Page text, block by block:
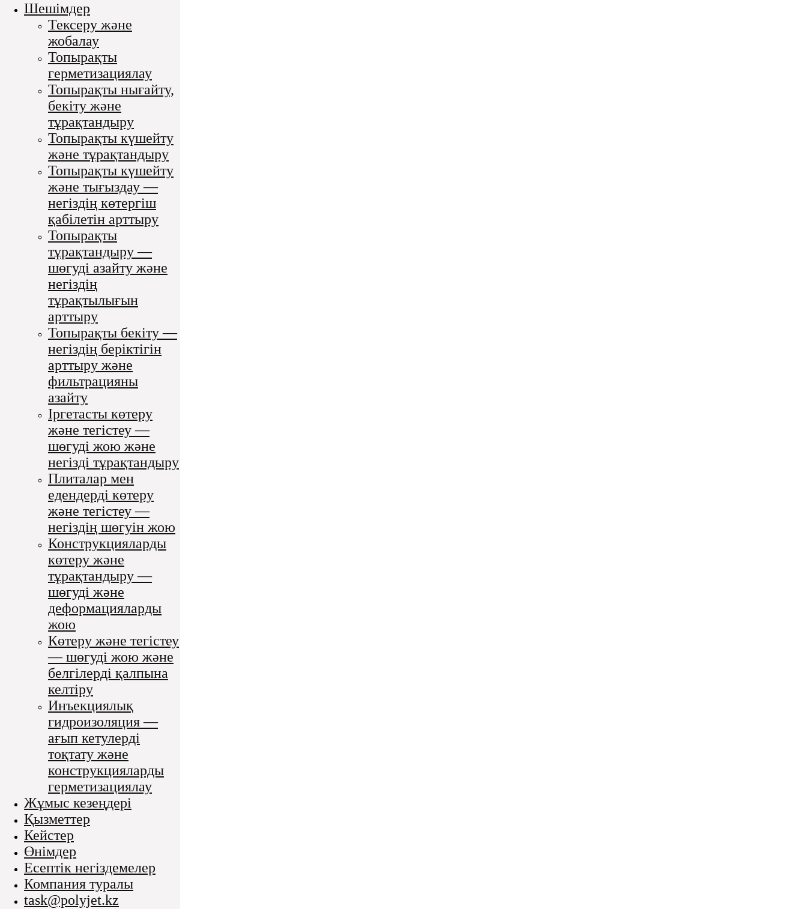
Шешімдер
Тексеру және
жобалау
Топырақты
герметизациялау
Топырақты нығайту,
бекіту және
тұрақтандыру
Топырақты күшейту
және тұрақтандыру
Топырақты күшейту
және тығыздау —
негіздің көтергіш
қабілетін арттыру
Топырақты
тұрақтандыру —
шөгуді азайту және
негіздің
тұрақтылығын
арттыру
Топырақты бекіту —
негіздің беріктігін
арттыру және
фильтрацияны
азайту
Іргетасты көтеру
және тегістеу —
шөгуді жою және
негізді тұрақтандыру
Плиталар мен
едендерді көтеру
және тегістеу —
негіздің шөгуін жою
Конструкцияларды
көтеру және
тұрақтандыру —
шөгуді және
деформацияларды
жою
Көтеру және тегістеу
— шөгуді жою және
белгілерді қалпына
келтіру
Инъекциялық
гидроизоляция —
ағып кетулерді
тоқтату және
конструкцияларды
герметизациялау
Жұмыс кезеңдері
Қызметтер
Кейстер
Өнімдер
Есептік негіздемелер
Компания туралы
task@polyjet.kz